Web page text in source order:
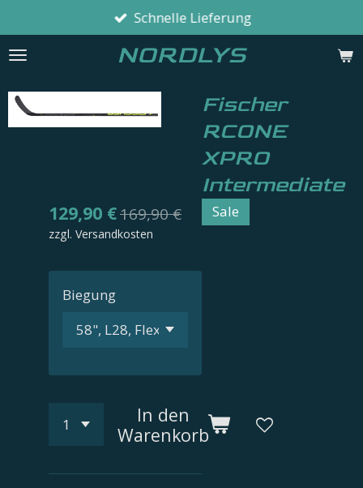
Hauptinhalt
springen
NORDLYS
Schnelle Lieferung
Fischer
RCONE
XPRO
Intermediate
Sale
129,90 €169,90 €
zzgl. Versandkosten
Biegung
In den
Warenkorb